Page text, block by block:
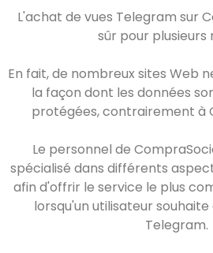
L'achat de vues Telegram sur
sûr pour plusieurs
En fait, de nombreux sites Web
la façon dont les données
protégées, contrairement à
Le personnel de
spécialisé dans différents
afin d'offrir le service le plus
lorsqu'un utilisateur
Telegram.